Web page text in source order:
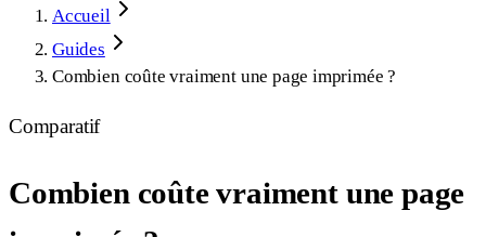
Accueil
Guides
Combien coûte vraiment une page imprimée ?
Comparatif
Combien coûte vraiment une page